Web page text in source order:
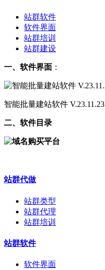
站群软件
软件界面
站群培训
站群建设
一、软件界面 ：
智能批量建站软件 V.23.11.23
二、软件目录
站群代做
站群类型
站群代理
站群培训
站群软件
软件界面